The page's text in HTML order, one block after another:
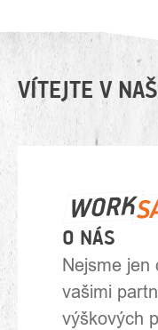
VÍTEJTE V
O NÁS
Nejsme jen
vašimi
výškových